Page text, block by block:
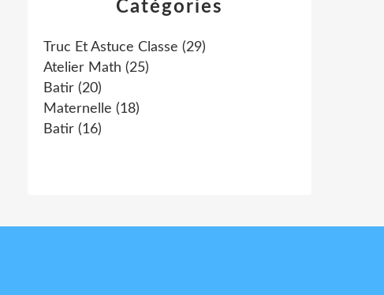
Catégories
Truc Et Astuce Classe (29)
Atelier Math (25)
Batir (20)
Maternelle (18)
Batir (16)